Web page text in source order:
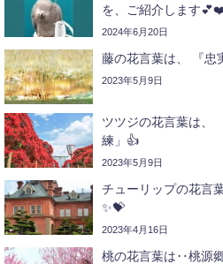
を、ご紹介します
2024年6月20日
藤の花言葉は、 『忠
2023年5月9日
ツツジの花言葉は、
練」👍
2023年5月9日
チューリップの花言
✨💝
2023年4月16日
桃の花言葉は‥桃源